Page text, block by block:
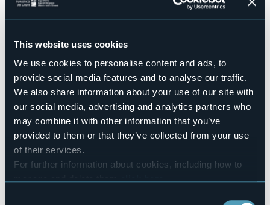
This website uses cookies
We use cookies to personalise content and ads, to
provide social media features and to analyse our traffic.
We also share information about your use of our site with
our social media, advertising and analytics partners who
may combine it with other information that you’ve
provided to them or that they’ve collected from your use
of their services.
For further information about cookies, including how to
Wellness
Conference hall
No
Swimming pool
No
Pets allowed
Number of rooms
Number of beds